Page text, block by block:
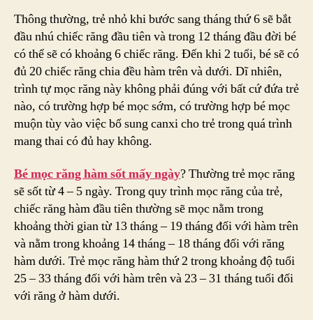
Thông thường, trẻ nhỏ khi bước sang tháng thứ 6 sẽ bắt
đầu nhú chiếc răng đầu tiên và trong 12 tháng đầu đời bé
có thể sẽ có khoảng 6 chiếc răng. Đến khi 2 tuổi, bé sẽ có
đủ 20 chiếc răng chia đều hàm trên và dưới. Dĩ nhiên,
trình tự mọc răng này không phải đúng với bất cứ đứa trẻ
nào, có trường hợp bé mọc sớm, có trường hợp bé mọc
muộn tùy vào việc bổ sung canxi cho trẻ trong quá trình
mang thai có đủ hay không.
Bé mọc răng hàm sốt mấy ngày? Thường trẻ mọc răng
sẽ sốt từ 4 – 5 ngày. Trong quy trình mọc răng của trẻ,
chiếc răng hàm đầu tiên thường sẽ mọc nằm trong
khoảng thời gian từ 13 tháng – 19 tháng đối với hàm trên
và nằm trong khoảng 14 tháng – 18 tháng đối với răng
hàm dưới. Trẻ mọc răng hàm thứ 2 trong khoảng độ tuổi
25 – 33 tháng đối với hàm trên và 23 – 31 tháng tuổi đối
với răng ở hàm dưới.